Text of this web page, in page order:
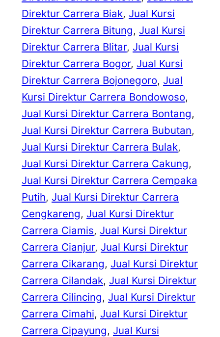
Direktur Carrera Biak, Jual Kursi
Direktur Carrera Bitung, Jual Kursi
Direktur Carrera Blitar, Jual Kursi
Direktur Carrera Bogor, Jual Kursi
Direktur Carrera Bojonegoro, Jual
Kursi Direktur Carrera Bondowoso
Jual Kursi Direktur Carrera Bontang
Jual Kursi Direktur Carrera Bubutan
Jual Kursi Direktur Carrera Bulak
Jual Kursi Direktur Carrera Cakung
Jual Kursi Direktur Carrera Cempaka
Putih, Jual Kursi Direktur Carrera
Cengkareng, Jual Kursi Direktur
Carrera Ciamis, Jual Kursi Direktur
Carrera Cianjur, Jual Kursi Direktur
Carrera Cikarang, Jual Kursi Direktur
Carrera Cilandak, Jual Kursi Direktur
Carrera Cilincing, Jual Kursi Direktur
Carrera Cimahi, Jual Kursi Direktur
Carrera Cipayung, Jual Kursi